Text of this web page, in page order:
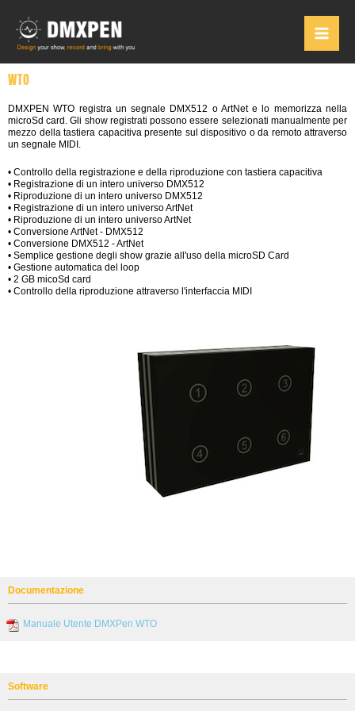
contenuto
WTO
DMXPEN WTO registra un segnale DMX512 o ArtNet e lo memorizza nella
microSd card. Gli show registrati possono essere selezionati manualmente per
mezzo della tastiera capacitiva presente sul dispositivo o da remoto attraverso
un segnale MIDI.
• Controllo della registrazione e della riproduzione con tastiera capacitiva
• Registrazione di un intero universo DMX512
• Riproduzione di un intero universo DMX512
• Registrazione di un intero universo ArtNet
• Riproduzione di un intero universo ArtNet
• Conversione ArtNet - DMX512
• Conversione DMX512 - ArtNet
• Semplice gestione degli show grazie all'uso della microSD Card
• Gestione automatica del loop
• 2 GB micoSd card
• Controllo della riproduzione attraverso l'interfaccia MIDI
Documentazione
Manuale Utente DMXPen WTO
Software